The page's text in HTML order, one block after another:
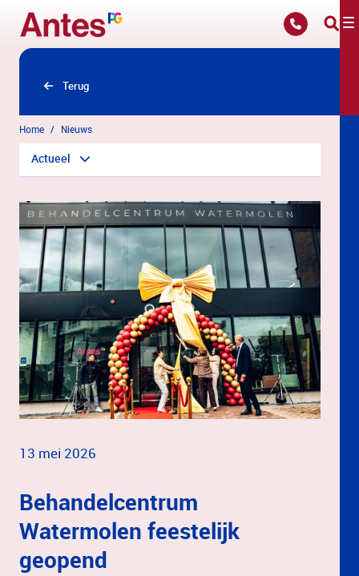
Overslaan en naar hoofdinhoud gaan
Terug
Home Nieuws
Actueel
13 mei 2026
Behandelcentrum
Watermolen feestelijk
geopend